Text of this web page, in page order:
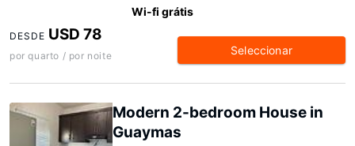
Wi-fi grátis
DESDE USD 78
por quarto / por noite Seleccionar
Modern 2-bedroom House in
Guaymas